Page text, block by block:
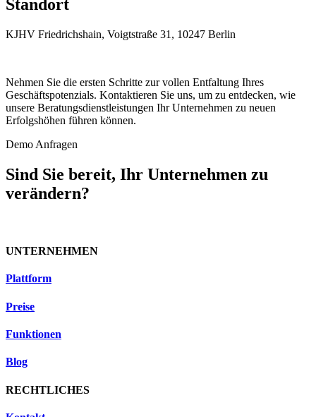
Standort
KJHV Friedrichshain, Voigtstraße 31, 10247 Berlin
Nehmen Sie die ersten Schritte zur vollen Entfaltung Ihres
Geschäftspotenzials. Kontaktieren Sie uns, um zu entdecken, wie
unsere Beratungsdienstleistungen Ihr Unternehmen zu neuen
Erfolgshöhen führen können.
Demo Anfragen
Sind Sie bereit, Ihr Unternehmen zu
verändern?
UNTERNEHMEN
Plattform
Preise
Funktionen
Blog
RECHTLICHES